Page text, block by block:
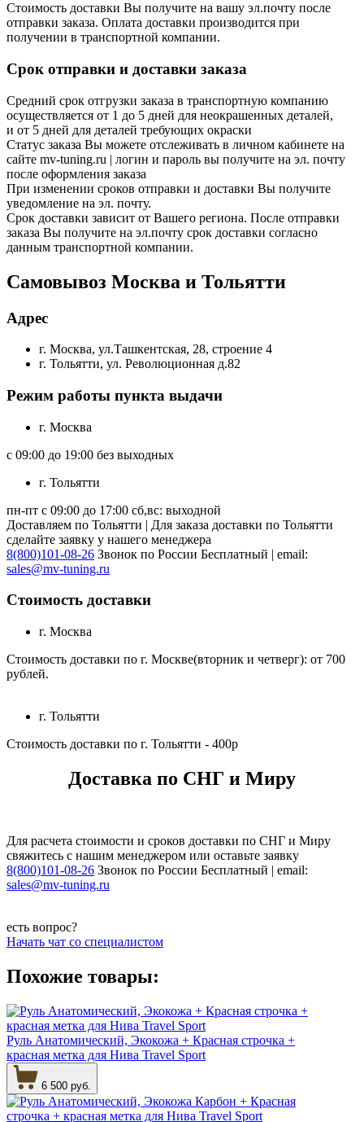
Стоимость доставки Вы получите на вашу эл.почту после
отправки заказа. Оплата доставки производится при
получении в транспортной компании.
Срок отправки и доставки заказа
Средний срок отгрузки заказа в транспортную компанию
осуществляется от 1 до 5 дней для неокрашенных деталей,
и от 5 дней для деталей требующих окраски
Статус заказа Вы можете отслеживать в личном кабинете на
сайте mv-tuning.ru | логин и пароль вы получите на эл. почту
после оформления заказа
При изменении сроков отправки и доставки Вы получите
уведомление на эл. почту.
Срок доставки зависит от Вашего региона. После отправки
заказа Вы получите на эл.почту срок доставки согласно
данным транспортной компании.
Самовывоз Москва и Тольятти
Адрес
г. Москва, ул.Ташкентская, 28, строение 4
г. Тольятти, ул. Революционная д.82
Режим работы пункта выдачи
г. Москва
с 09:00 до 19:00 без выходных
г. Тольятти
пн-пт с 09:00 до 17:00 сб,вс: выходной
Доставляем по Тольятти | Для заказа доставки по Тольятти
сделайте заявку у нашего менеджера
8(800)101-08-26 Звонок по России Бесплатный | email:
sales@mv-tuning.ru
Стоимость доставки
г. Москва
Стоимость доставки по г. Москве(вторник и четверг): от 700
рублей.
г. Тольятти
Стоимость доставки по г. Тольятти - 400р
Доставка по СНГ и Миру
Для расчета стоимости и сроков доставки по СНГ и Миру
свяжитесь с нашим менеджером или оставьте заявку
8(800)101-08-26 Звонок по России Бесплатный | email:
sales@mv-tuning.ru
есть вопрос?
Начать чат со специалистом
Похожие товары:
Руль Анатомический, Экокожа + Красная строчка +
красная метка для Нива Travel Sport
6 500 руб.